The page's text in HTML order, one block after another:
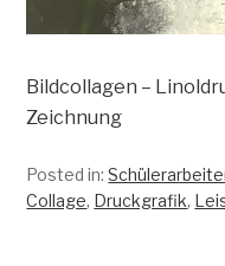
Bildcollagen –
Zeichnung
Posted in:
Collage, Druckgrafik,